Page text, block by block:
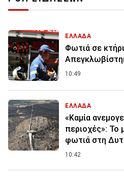
ΕΛΛΑΔΑ
Φωτιά σε
10:49
ΕΛΛΑΔΑ
«Καμία
περιοχές»: Το
φωτιά στη
10:42